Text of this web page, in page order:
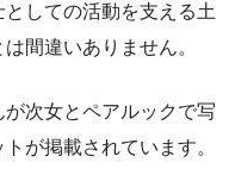
しての活動を支える土
間違いありません。
次女とペアルックで写
が掲載されています。